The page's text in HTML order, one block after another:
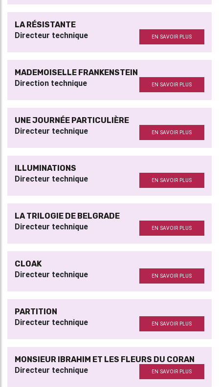
LA RÉSISTANTE
Directeur technique EN SAVOIR PLUS
MADEMOISELLE FRANKENSTEIN
Direction technique EN SAVOIR PLUS
UNE JOURNÉE PARTICULIÈRE
Directeur technique EN SAVOIR PLUS
ILLUMINATIONS
Directeur technique EN SAVOIR PLUS
LA TRILOGIE DE BELGRADE
Directeur technique EN SAVOIR PLUS
CLOAK
Directeur technique EN SAVOIR PLUS
PARTITION
Directeur technique EN SAVOIR PLUS
MONSIEUR IBRAHIM ET LES FLEURS DU CORAN
Directeur technique EN SAVOIR PLUS